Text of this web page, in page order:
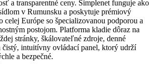
a transparentné ceny. Simplenet funguje ako
v Rumunsku a poskytuje prémiový
celej Európe so špecializovanou podporou a
postojom. Platforma kladie dôraz na
stránky, škálovateľné zdroje, denné
čistý, intuitívny ovládací panel, ktorý udrží
a bezpečné.